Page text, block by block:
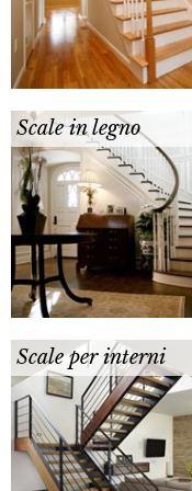
Scale in legno
Scale per interni